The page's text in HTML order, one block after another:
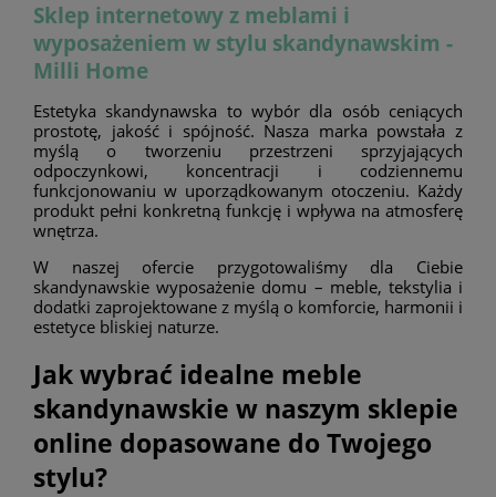
Sklep internetowy z meblami i
wyposażeniem w stylu skandynawskim -
Milli Home
Estetyka skandynawska to wybór dla osób ceniących
prostotę, jakość i spójność. Nasza marka powstała z
myślą o tworzeniu przestrzeni sprzyjających
odpoczynkowi, koncentracji i codziennemu
funkcjonowaniu w uporządkowanym otoczeniu. Każdy
produkt pełni konkretną funkcję i wpływa na atmosferę
wnętrza.
W naszej ofercie przygotowaliśmy dla Ciebie
skandynawskie wyposażenie domu – meble, tekstylia i
dodatki zaprojektowane z myślą o komforcie, harmonii i
estetyce bliskiej naturze.
Jak wybrać idealne meble
skandynawskie w naszym sklepie
online dopasowane do Twojego
stylu?